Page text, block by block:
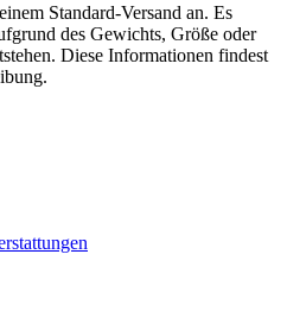
Standard-Versand an. Es
des Gewichts, Größe oder
Diese Informationen findest